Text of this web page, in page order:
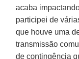
acaba
participei de
que houve uma
transmissão
de contingência